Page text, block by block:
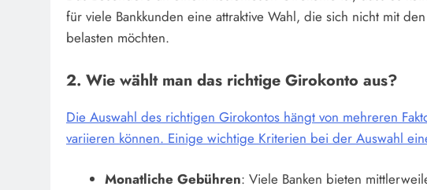
für viele Bankkunden eine attraktive Wahl, die sich nicht mit
belasten möchten.
2. Wie wählt man das richtige Girokonto aus?
Die Auswahl des richtigen Girokontos hängt von mehreren
variieren können. Einige wichtige Kriterien bei der Auswahl
Monatliche Gebühren: Viele Banken bieten